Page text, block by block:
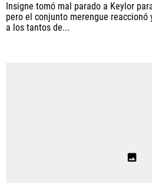
Insigne tomó mal parado a Keylor
pero el conjunto merengue reaccionó
a los tantos de...